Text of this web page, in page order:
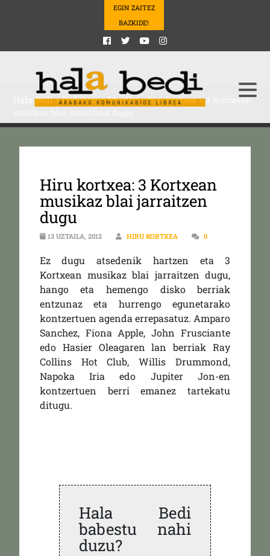
EGIN ZAITEZ
BAZKIDE!
Hala Bedi>Podcasts>Musika>hirukortxea> 3 Kortxean
Hiru kortxea: 3 Kortxean
musikaz blai jarraitzen
dugu
13 UZTAILA, 2012 HIRU KORTXEA 0
Ez dugu atsedenik hartzen eta 3
Kortxean musikaz blai jarraitzen dugu,
hango eta hemengo disko berriak
entzunaz eta hurrengo egunetarako
kontzertuen agenda errepasatuz. Amparo
Sanchez, Fiona Apple, John Frusciante
edo Hasier Oleagaren lan berriak Ray
Collins Hot Club, Willis Drummond,
Napoka Iria edo Jupiter Jon-en
kontzertuen berri emanez tartekatu
ditugu.
Hala Bedi
babestu nahi
duzu?